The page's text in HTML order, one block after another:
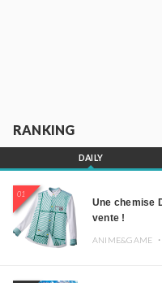
RANKING
DAILY
01
Une chemise
vente !
ANIME&GAME ・